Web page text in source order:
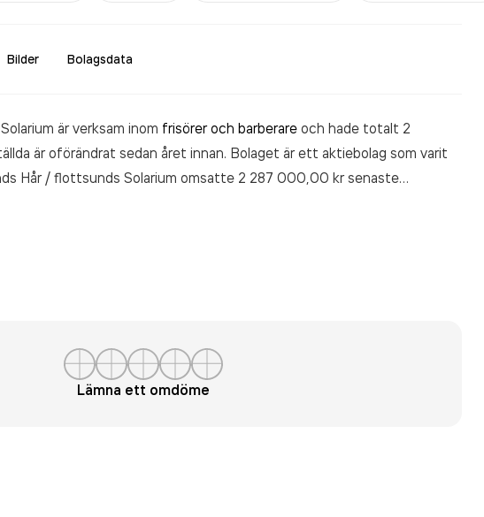
Bilder Bolagsdata
är verksam inom frisörer och barberare och hade totalt 2
är oförändrat sedan året innan. Bolaget är ett aktiebolag som varit
Hår / flottsunds Solarium omsatte 2 287 000,00 krsenaste
Lämna ett omdöme